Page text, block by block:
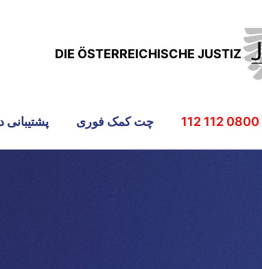
DIE ÖSTERREICHISCHE JUSTIZ
0800 112 112 چت کمک فوری